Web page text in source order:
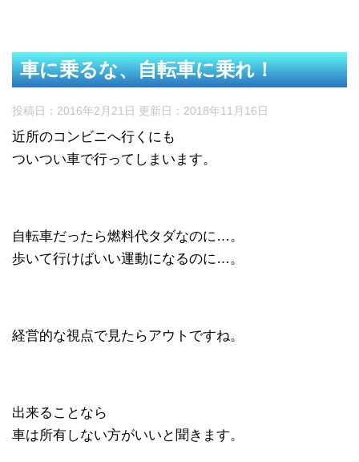
車に乗るな、自転車に乗れ！
投稿日：2016年2月21日 更新日： 2018年11月16日
近所のコンビニへ行くにも
ついつい車で行ってしまいます。
自転車だったら燃料代タダなのに…。
歩いて行けばいい運動になるのに…。
経営的な視点で見たらアウトですね。
出来ることなら
車は所有しない方がいいと聞きます。